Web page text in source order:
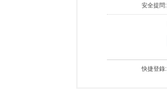
安全提問:
快捷登錄: